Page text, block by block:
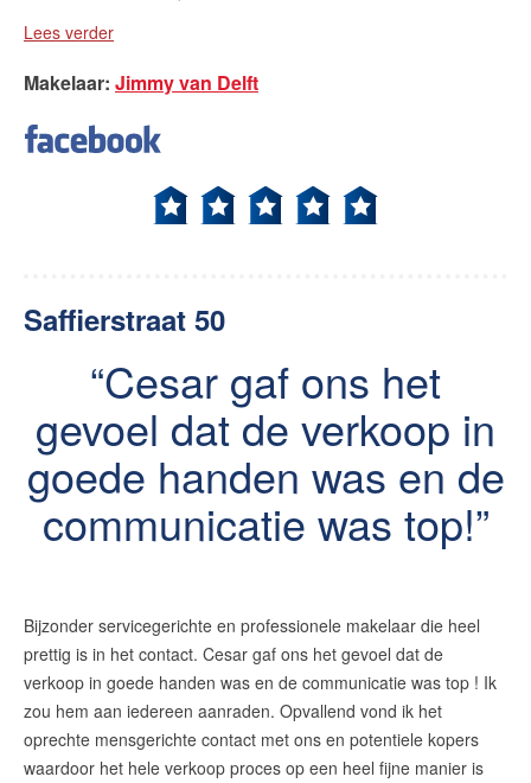
Lees verder
Makelaar: Jimmy van Delft
Saffierstraat 50
Cesar gaf ons het
gevoel dat de verkoop in
goede handen was en de
communicatie was top!
Bijzonder servicegerichte en professionele makelaar die heel
prettig is in het contact. Cesar gaf ons het gevoel dat de
verkoop in goede handen was en de communicatie was top ! Ik
zou hem aan iedereen aanraden. Opvallend vond ik het
oprechte mensgerichte contact met ons en potentiele kopers
waardoor het hele verkoop proces op een heel fijne manier is